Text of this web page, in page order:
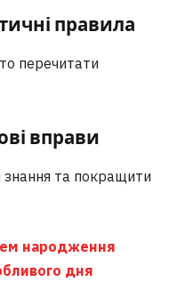
правила
перечитати
вправи
та покращити
народження
дня